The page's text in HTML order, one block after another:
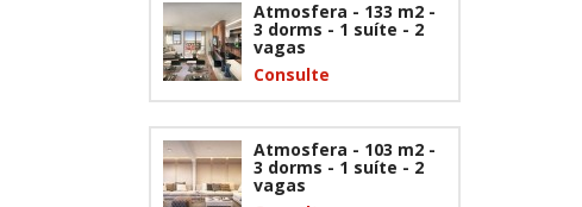
Atmosfera - 133 m2 -
3 dorms - 1 suíte - 2
vagas
Consulte
Atmosfera - 103 m2 -
3 dorms - 1 suíte - 2
vagas